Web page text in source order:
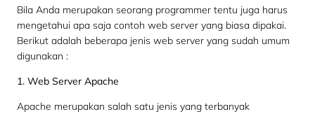
Bila Anda merupakan seorang programmer tentu juga harus
mengetahui apa saja contoh web server yang biasa dipakai.
Berikut adalah beberapa jenis web server yang sudah umum
digunakan :
1. Web Server Apache
Apache merupakan salah satu jenis yang terbanyak